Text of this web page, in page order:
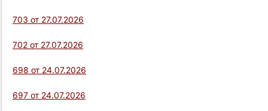
703 от 27.07.2026
702 от 27.07.2026
698 от 24.07.2026
697 от 24.07.2026